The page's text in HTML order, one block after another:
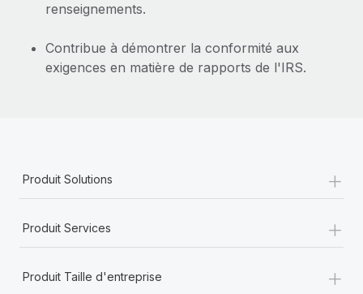
renseignements.
Contribue à démontrer la conformité aux
exigences en matière de rapports de l'IRS.
Produit Solutions +
Produit Services +
Produit Taille d'entreprise +